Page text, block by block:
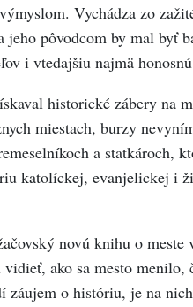
Vychádza zo
jeho pôvodcom by mal byť
i vtedajšiu najmä
historické zábery na
miestach, burzy
a statkároch,
katolíckej, evanjelickej i
novú knihu o meste
vidieť, ako sa mesto
záujem o históriu, je na